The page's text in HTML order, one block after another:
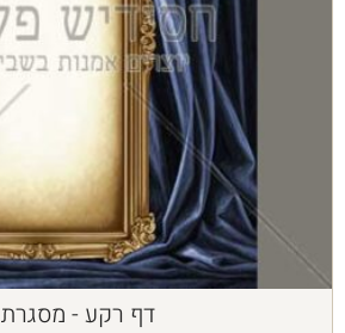
דף רקע - מסגרת